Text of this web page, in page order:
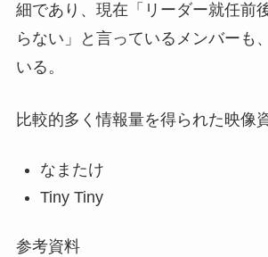
細であり、現在「リーダー就任前
らない」と言っているメンバーも
いる。
比較的多く情報量を得られた映像
なまたけ
Tiny Tiny
参考資料